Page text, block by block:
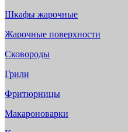
Шкафы жарочные
Жарочные поверхности
Сковороды
Грили
Фритюрницы
Макароноварки